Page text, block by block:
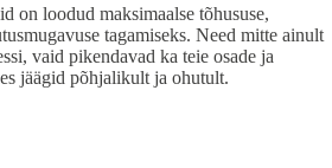
on loodud maksimaalse tõhususe,
tagamiseks. Need mitte ainult
vaid pikendavad ka teie osade ja
jäägid põhjalikult ja ohutult.